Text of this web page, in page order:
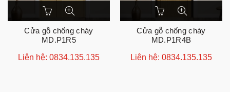
Cửa gỗ chống cháy
MD.P1R5
Liên hệ: 0834.135.135
Cửa gỗ chống cháy
MD.P1R4B
Liên hệ: 0834.135.135